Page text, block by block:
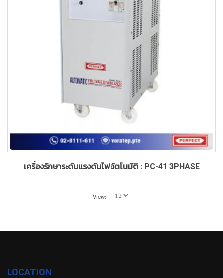
เครื่องรักษาระดับแรงดันไฟอัตโนมัติ : PC-41 3PHASE
View:
LOCATION